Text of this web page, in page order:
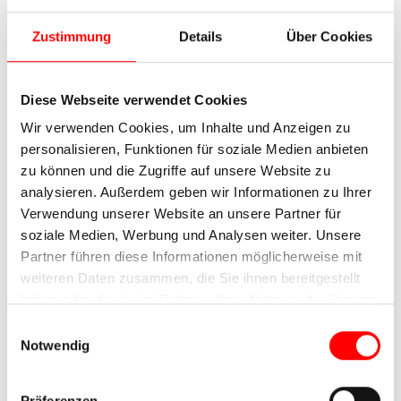
Zustimmung Details Über Cookies
Diese Webseite verwendet Cookies
Wir verwenden Cookies, um Inhalte und Anzeigen zu
personalisieren, Funktionen für soziale Medien anbieten
zu können und die Zugriffe auf unsere Website zu
analysieren. Außerdem geben wir Informationen zu Ihrer
Verwendung unserer Website an unsere Partner für
soziale Medien, Werbung und Analysen weiter. Unsere
Partner führen diese Informationen möglicherweise mit
weiteren Daten zusammen, die Sie ihnen bereitgestellt
Notwendig
Flott erreichen Sie Bonn, die ehemalige
Bundeshauptstadt. Besuchen Sie das Alte
Sie die letzten Kilometer nach Köln zurücklegen.
Neben dem berühmten Dom, der
meistbesuchten Sehenswürdigkeit
Deutschlands, gibt es in der Rheinmetropole und
alten Römerstadt viele weitere interessante
Plätze zu entdecken. Gönnen Sie sich ein frisches
Kölsch in der Altstadt.
7. Tag:Individuelle Abreise